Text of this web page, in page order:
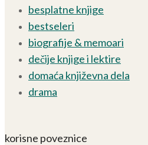
besplatne knjige
bestseleri
biografije & memoari
dečije knjige i lektire
domaća književna dela
drama
korisne poveznice